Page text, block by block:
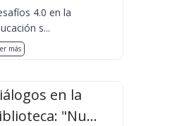
4.0 en la
s...
más
en la
"Nu...